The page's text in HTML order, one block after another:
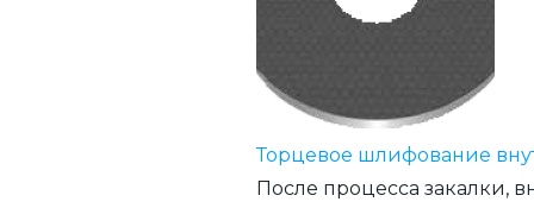
Торцевое шлифование
После процесса закалки,